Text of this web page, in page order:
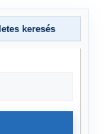
keresés